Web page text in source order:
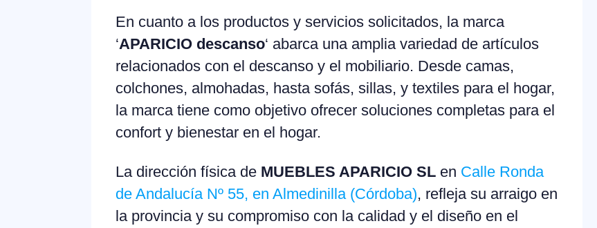
En cuanto a los productos y servicios solicitados, la marca
‘APARICIO descanso‘ abarca una amplia variedad de artículos
relacionados con el descanso y el mobiliario. Desde camas,
colchones, almohadas, hasta sofás, sillas, y textiles para el hogar,
la marca tiene como objetivo ofrecer soluciones completas para el
confort y bienestar en el hogar.
La dirección física de MUEBLES APARICIO SL en Calle Ronda
de Andalucía Nº 55, en Almedinilla (Córdoba), refleja su arraigo en
la provincia y su compromiso con la calidad y el diseño en el